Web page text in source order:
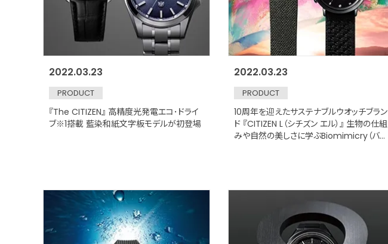
2022.03.23
PRODUCT
『The CITIZEN』 高精度光発電エコ･ドライ
ブ※1搭載 藍染和紙文字板モデルが初登場
2022.03.23
PRODUCT
10周年を迎えたサステナブルウオッチブラン
ド 『CITIZEN L（シチズン エル）』 生物の仕組
みや自然の美しさに学ぶBiomimicry（バイ